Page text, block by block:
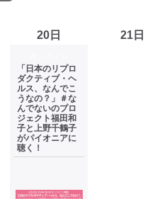
20日
「日本のリプロ
ダクティブ・ヘ
ルス、なんでこ
うなの？」＃な
んでないのプロ
ジェクト福田和
子と上野千鶴子
がパイオニアに
聴く！
21日